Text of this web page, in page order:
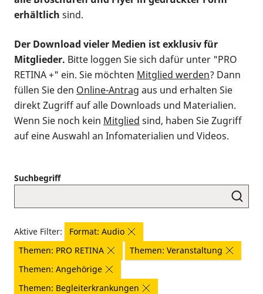
erhältlich sind.
Der Download vieler Medien ist exklusiv für
Mitglieder. Bitte loggen Sie sich dafür unter "PRO
RETINA +" ein. Sie möchten Mitglied werden? Dann
füllen Sie den Online-Antrag aus und erhalten Sie
direkt Zugriff auf alle Downloads und Materialien.
Wenn Sie noch kein Mitglied sind, haben Sie Zugriff
auf eine Auswahl an Infomaterialien und Videos.
Suchbegriff
Aktive Filter:
Format: Audio
Themen: PRO RETINA
Themen: Veranstaltung
Themen: Angehörige
Themen: Begleiterkrankungen